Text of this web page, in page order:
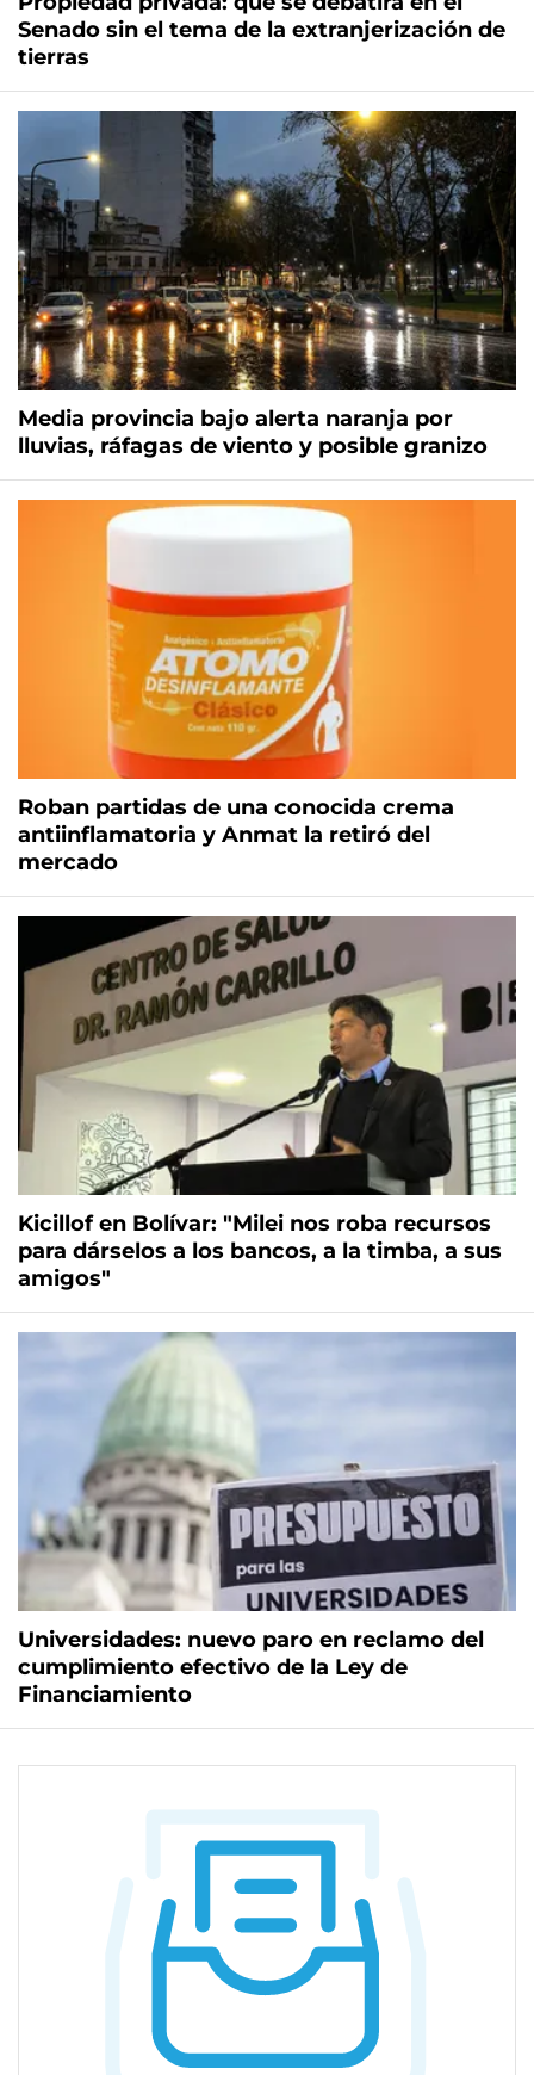
Senado sin el tema de la extranjerización de
tierras
Media provincia bajo alerta naranja por
lluvias, ráfagas de viento y posible granizo
Roban partidas de una conocida crema
antiinflamatoria y Anmat la retiró del
mercado
Kicillof en Bolívar: "Milei nos roba recursos
para dárselos a los bancos, a la timba, a sus
amigos"
Universidades: nuevo paro en reclamo del
cumplimiento efectivo de la Ley de
Financiamiento